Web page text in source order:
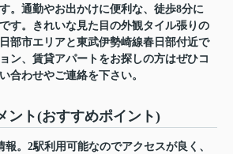
。通勤やお出かけに便利な、徒歩8分に
す。きれいな見た目の外観タイル張りの
部市エリアと東武伊勢崎線春日部付近で
ン、賃貸アパートをお探しの方はぜひコ
合わせやご連絡を下さい。
ント(おすすめポイント)
。2駅利用可能なのでアクセスが良く、